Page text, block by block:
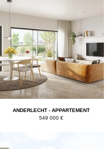
ANDERLECHT - APPARTEMENT
549 000 €